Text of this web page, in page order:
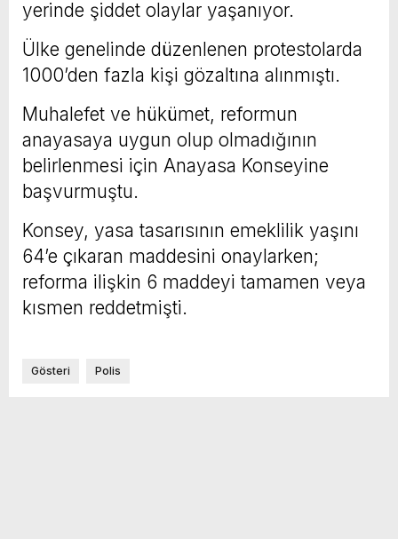
yerinde şiddet olaylar yaşanıyor.
Ülke genelinde düzenlenen protestolarda
1000’den fazla kişi gözaltına alınmıştı.
Muhalefet ve hükümet, reformun
anayasaya uygun olup olmadığının
belirlenmesi için Anayasa Konseyine
başvurmuştu.
Konsey, yasa tasarısının emeklilik yaşını
64’e çıkaran maddesini onaylarken;
reforma ilişkin 6 maddeyi tamamen veya
kısmen reddetmişti.
Gösteri Polis